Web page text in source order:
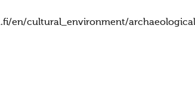
en/cultural_environment/